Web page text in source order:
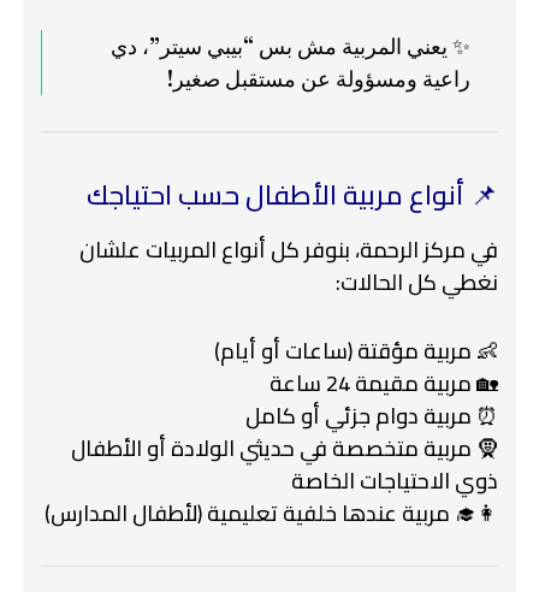
✨ يعني المربية مش بس “بيبي سيتر”، دي
راعية ومسؤولة عن مستقبل صغير!
📌 أنواع مربية الأطفال حسب احتياجك
في مركز الرحمة، بنوفر كل أنواع المربيات علشان
نغطي كل الحالات:
👶 مربية مؤقتة (ساعات أو أيام)
🏡 مربية مقيمة 24 ساعة
⏰ مربية دوام جزئي أو كامل
🧕 مربية متخصصة في حديثي الولادة أو الأطفال
ذوي الاحتياجات الخاصة
👩‍🎓 مربية عندها خلفية تعليمية (لأطفال المدارس)